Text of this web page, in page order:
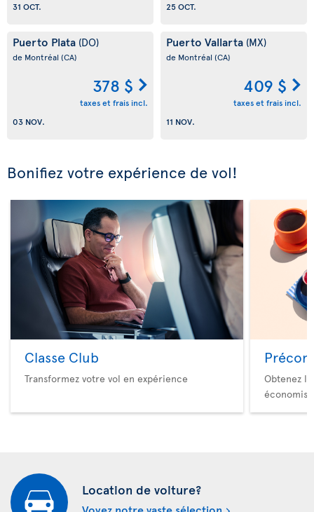
31 OCT.
25 OCT.
Puerto Plata (DO)
de Montréal (CA)
378 $
taxes et frais incl.
03 NOV.
Puerto Vallarta (MX)
de Montréal (CA)
409 $
taxes et frais incl.
11 NOV.
Bonifiez votre expérience de vol!
Classe Club
Transformez votre vol en expérience
Obtenez
Location de voiture?